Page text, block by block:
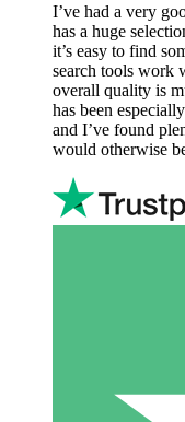
I’ve had a very
has a huge
it’s easy to find
search tools work
overall quality is
has been
and I’ve found
would otherwise